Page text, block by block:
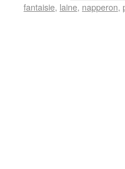
fantaisie, laine, napperon,